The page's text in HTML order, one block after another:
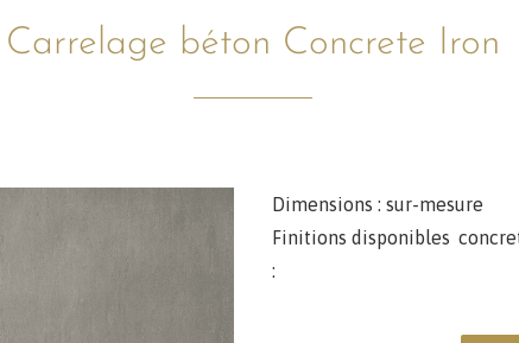
Carrelage béton Concrete Iron
Dimensions : sur-mesure
Finitions disponibles
: